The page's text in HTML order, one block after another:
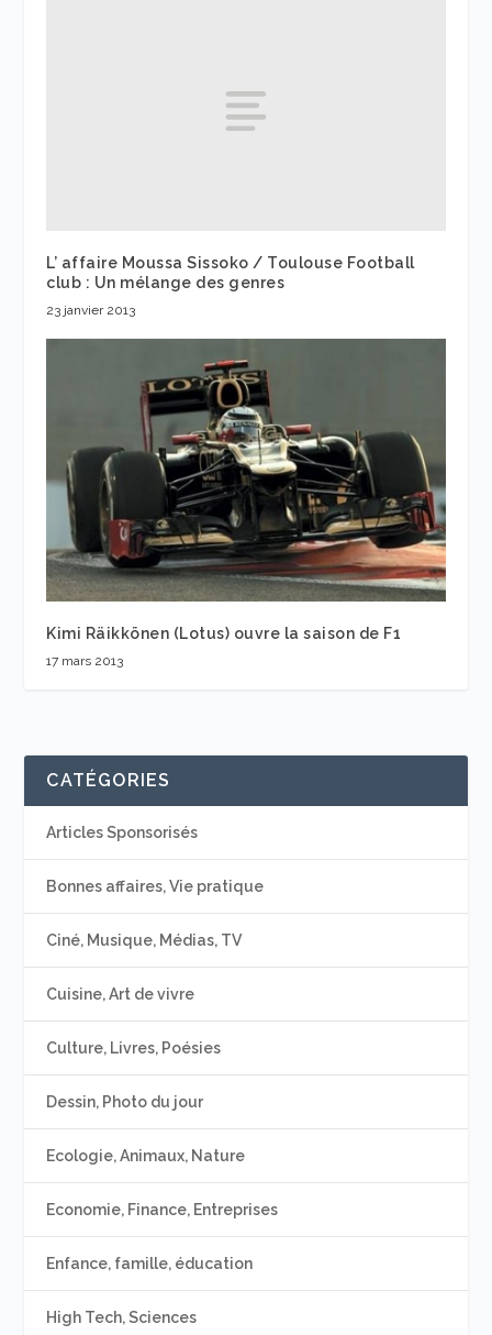
L’ affaire Moussa Sissoko / Toulouse Football
club : Un mélange des genres
23 janvier 2013
Kimi Räikkönen (Lotus) ouvre la saison de F1
17 mars 2013
CATÉGORIES
Articles Sponsorisés
Bonnes affaires, Vie pratique
Ciné, Musique, Médias, TV
Cuisine, Art de vivre
Culture, Livres, Poésies
Dessin, Photo du jour
Ecologie, Animaux, Nature
Economie, Finance, Entreprises
Enfance, famille, éducation
High Tech, Sciences